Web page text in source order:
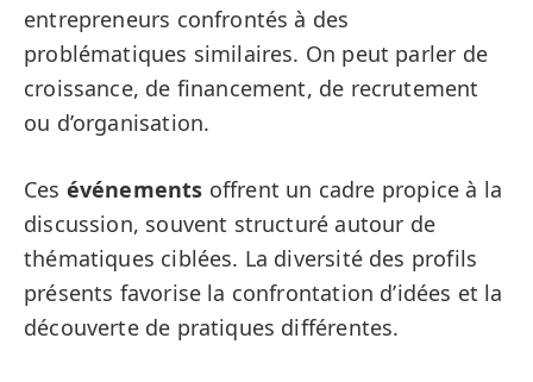
entrepreneurs confrontés à des
problématiques similaires. On peut parler de
croissance, de financement, de recrutement
ou d’organisation.
Ces événements offrent un cadre propice à la
discussion, souvent structuré autour de
thématiques ciblées. La diversité des profils
présents favorise la confrontation d’idées et la
découverte de pratiques différentes.